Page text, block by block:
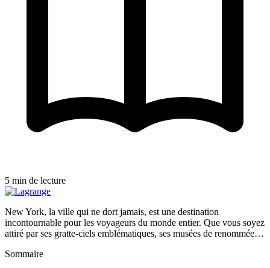
5 min de lecture
New York, la ville qui ne dort jamais, est une destination
incontournable pour les voyageurs du monde entier. Que vous soyez
attiré par ses gratte-ciels emblématiques, ses musées de renommée…
Sommaire